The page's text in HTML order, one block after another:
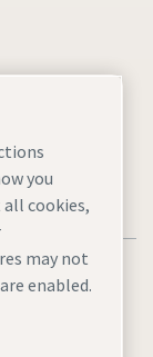
号
you
cookies,
may not
enabled.